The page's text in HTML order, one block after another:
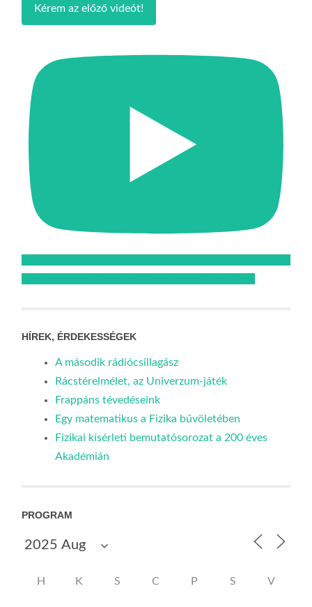
Kérem az előző videót!
HÍREK, ÉRDEKESSÉGEK
A második rádiócsillagász
Rácstérelmélet, az Univerzum-játék
Frappáns tévedéseink
Egy matematikus a Fizika bűvöletében
Fizikai kísérleti bemutatósorozat a 200 éves
Akadémián
PROGRAM
H K S C P S V